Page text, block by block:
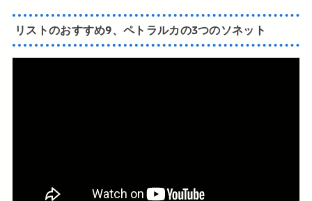
リストのおすすめ9、ペトラルカの3つのソネット